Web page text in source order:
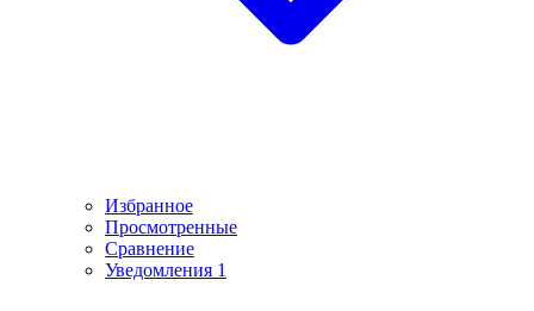
Избранное
Просмотренные
Сравнение
Уведомления 1